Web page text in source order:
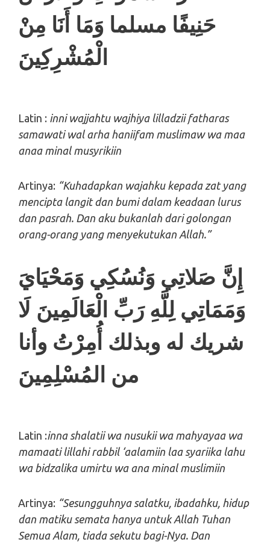
حَنِيفًا مسلما وَمَا أَنَا مِنْ
الْمُشْرِكِينَ
Latin : inni wajjahtu wajhiya lilladzii fatharas
samawati wal arha haniifam muslimaw wa maa
anaa minal musyrikiin
Artinya: “Kuhadapkan wajahku kepada zat yang
mencipta langit dan bumi dalam keadaan lurus
dan pasrah. Dan aku bukanlah dari golongan
orang-orang yang menyekutukan Allah.”
إِنَّ صَلاتِي وَنُسُكِي وَمَحْيَايَ
وَمَمَاتِي لِلَّهِ رَبِّ الْعَالَمِينَ لَا
شريك له وبذلك أُمِرْتُ وأنا
من المُسْلِمِينَ
Latin :inna shalatii wa nusukii wa mahyayaa wa
mamaati lillahi rabbil ‘aalamiin laa syariika lahu
wa bidzalika umirtu wa ana minal muslimiin
Artinya: “Sesungguhnya salatku, ibadahku, hidup
dan matiku semata hanya untuk Allah Tuhan
Semua Alam, tiada sekutu bagi-Nya. Dan